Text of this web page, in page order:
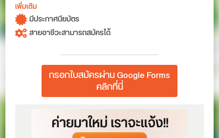
เพิ่มเติม
มีประกาศนียบัตร
สายอาชีวะสามารถสมัครได้
กรอกใบสมัครผ่าน Google Forms
คลิกที่นี่